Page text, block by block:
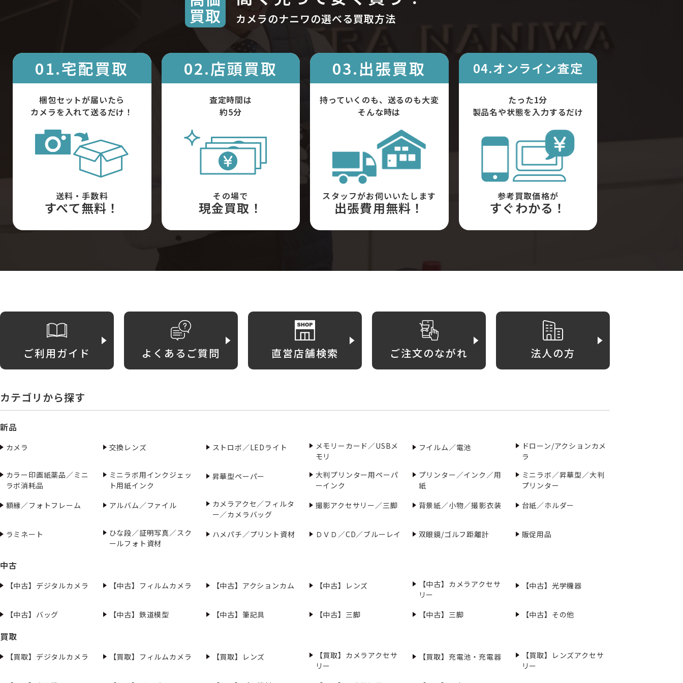
買取 カメラのナニワの選べる買取方法
01.宅配買取
梱包セットが届いたら
カメラを入れて送るだけ！
送料・手数料
すべて無料！
02.店頭買取
査定時間は
約5分
その場で
現金買取！
03.出張買取
持っていくのも、送るのも大変
そんな時は
スタッフがお伺いいたします
出張費用無料！
04.オンライン査定
たった1分
製品名や状態を入力するだけ
参考買取価格が
すぐわかる！
ご利用ガイド よくあるご質問 直営店舗検索 ご注文のながれ 法人の方
カテゴリから探す
新品
カメラ 交換レンズ ストロボ／LEDライト
メモリーカード／USBメ
モリ
フイルム／電池
ドローン/アクションカメ
ラ
カラー印画紙薬品／ミニ
ラボ消耗品
ミニラボ用インクジェッ
ト用紙インク
昇華型ペーパー
大判プリンター用ペーパ
ーインク
プリンター／インク／用
紙
ミニラボ／昇華型／大判
プリンター
額縁／フォトフレーム
アルバム／ファイル
カメラアクセ／フィルタ
ー／カメラバッグ
撮影アクセサリー／三脚 背景紙／小物／撮影衣装 台紙／ホルダー
ラミネート
ひな段／証明写真／スク
ールフォト資材
ハメパチ／プリント資材 ＤＶＤ／CD／ブルーレイ 双眼鏡/ゴルフ距離計 販促用品
中古
【中古】デジタルカメラ 【中古】フィルムカメラ 【中古】アクションカム 【中古】レンズ
【中古】カメラアクセサ
リー
【中古】光学機器
【中古】バッグ 【中古】鉄道模型 【中古】筆記具 【中古】三脚 【中古】三脚 【中古】その他
買取
【買取】デジタルカメラ 【買取】フィルムカメラ 【買取】レンズ
【買取】カメラアクセサ
リー
【買取】充電池・充電器
【買取】レンズアクセサ
リー